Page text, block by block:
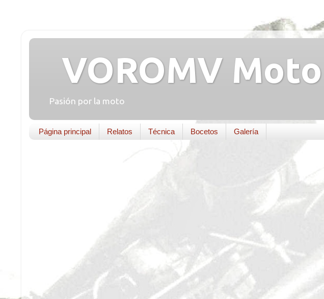
VOROMV Moto
Pasión por la moto
Página principal Relatos Técnica Bocetos Galería